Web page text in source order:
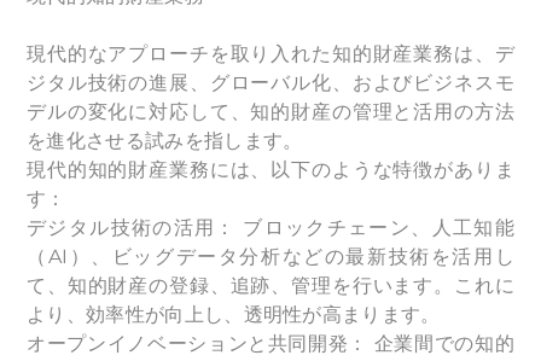
現代的なアプローチを取り入れた知的財産業務は、デ
ジタル技術の進展、グローバル化、およびビジネスモ
デルの変化に対応して、知的財産の管理と活用の方法
を進化させる試みを指します。
現代的知的財産業務には、以下のような特徴がありま
す：
デジタル技術の活用： ブロックチェーン、人工知能
（AI）、ビッグデータ分析などの最新技術を活用し
て、知的財産の登録、追跡、管理を行います。これに
より、効率性が向上し、透明性が高まります。
オープンイノベーションと共同開発： 企業間での知的